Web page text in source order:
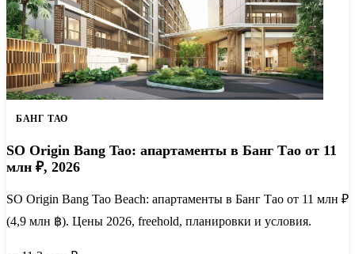
БАНГ ТАО
SO Origin Bang Tao: апартаменты в Банг Тао от 11
млн ₽, 2026
SO Origin Bang Tao Beach: апартаменты в Банг Тао от 11 млн ₽
(4,9 млн ฿). Цены 2026, freehold, планировки и условия.